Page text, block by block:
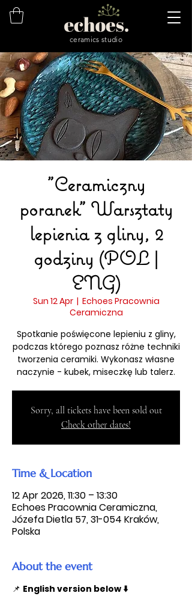
ceramics studio
"Ceramiczny
poranek" Warsztaty
lepienia z gliny, 2
godziny (POL |
ENG)
Sun 12 Apr
  |
Echoes Pracownia
Ceramiczna
Spotkanie poświęcone lepieniu z gliny,
podczas którego poznasz różne techniki
tworzenia ceramiki. Wykonasz własne
naczynie - kubek, miseczkę lub talerz.
Sorry, all tickets have been sold out
Check other dates!
Time & Location
12 Apr 2026, 11:30 – 13:30
Echoes Pracownia Ceramiczna,
Józefa Dietla 57, 31-054 Kraków,
Polska
About the event
📌 English version below ⬇️